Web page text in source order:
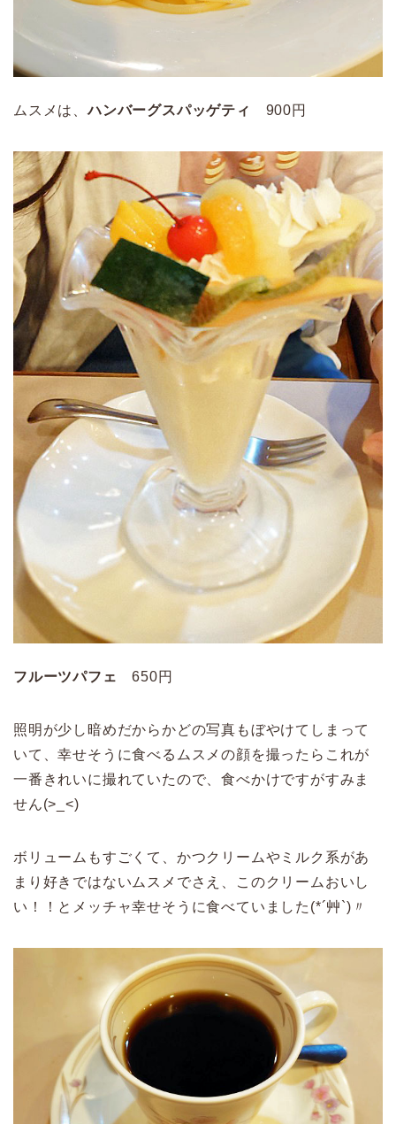
ムスメは、ハンバーグスパッゲティ 900円
フルーツパフェ 650円
照明が少し暗めだからかどの写真もぼやけてしまって
いて、幸せそうに食べるムスメの顔を撮ったらこれが
一番きれいに撮れていたので、食べかけですがすみま
せん(>_<)
ボリュームもすごくて、かつクリームやミルク系があ
まり好きではないムスメでさえ、このクリームおいし
い！！とメッチャ幸せそうに食べていました(*´艸`)〃